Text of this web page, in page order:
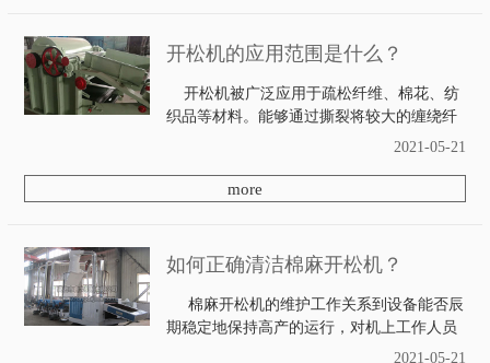
开松机的应用范围是什么？
开松机被广泛应用于疏松纤维、棉花、纺
织品等材料。能够通过撕裂将较大的缠绕纤
维松散成小块或小束，同时，在释放过程中
械。 开松机由一对进料辊或一个进料辊和
2021-05-21
more
如何正确清洁棉麻开松机？
棉麻开松机的维护工作关系到设备能否辰
期稳定地保持高产的运行，对机上工作人员
应加强管理，统一操作法，把维护工作纳入
2021-05-21